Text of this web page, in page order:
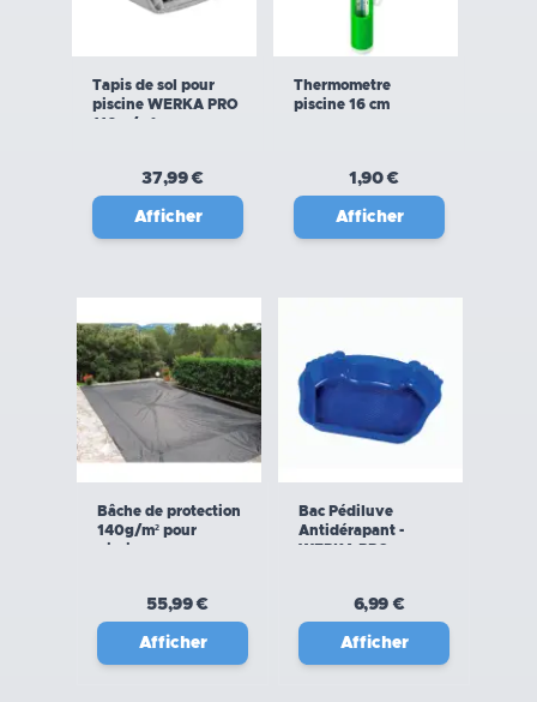
Tapis de sol pour
piscine WERKA PRO
37,99 €
Afficher
Thermometre
piscine 16 cm
1,90 €
Afficher
Bâche de protection
140g/m² pour
55,99 €
Afficher
Bac Pédiluve
Antidérapant -
6,99 €
Afficher